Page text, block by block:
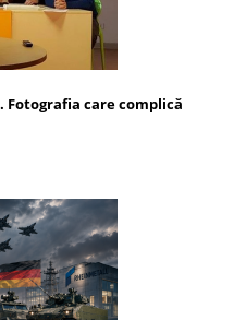
Fotografia care complică